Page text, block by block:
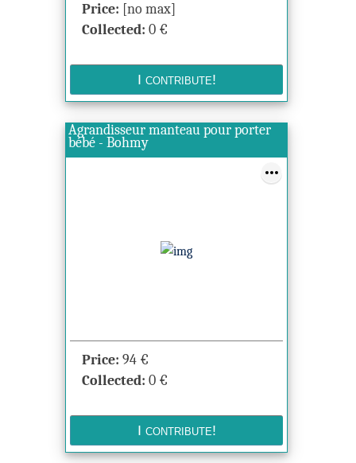
Price: [no max]
Collected: 0 €
Agrandisseur manteau pour porter
bébé - Bohmy
Price: 94 €
Collected: 0 €